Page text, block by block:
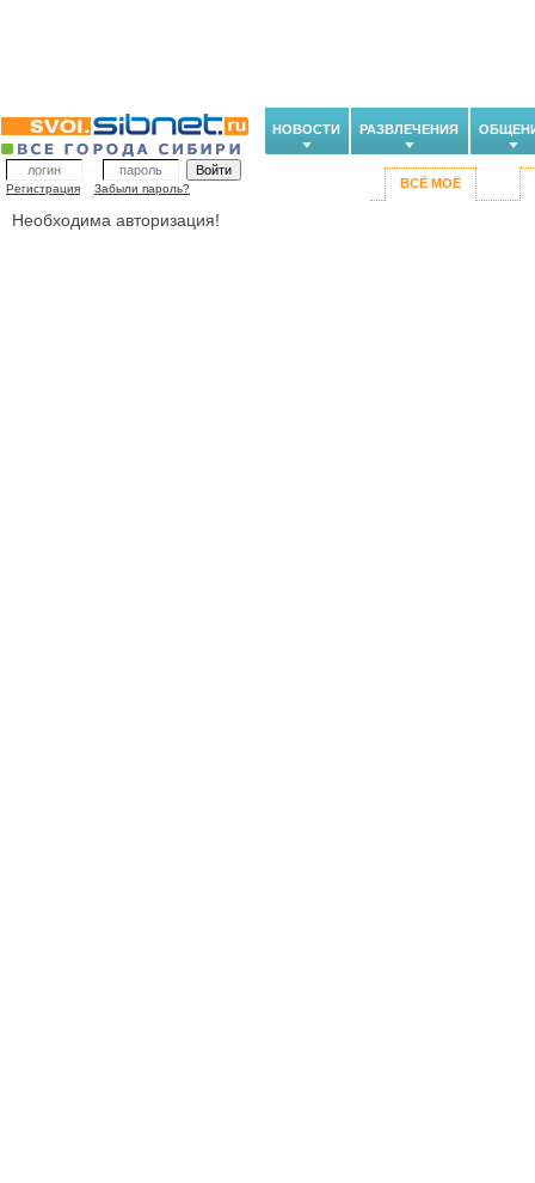
НОВОСТИ РАЗВЛЕЧЕНИЯ
Регистрация Забыли пароль? ВСЁ МОЁ
Необходима авторизация!